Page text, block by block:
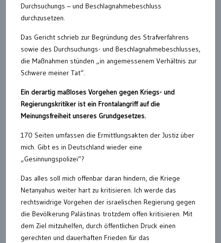
Durchsuchungs – und Beschlagnahmebeschluss
durchzusetzen.
Das Gericht schrieb zur Begründung des Strafverfahrens
sowie des Durchsuchungs- und Beschlagnahmebeschlusses,
die Maßnahmen stünden „in angemessenem Verhältnis zur
Schwere meiner Tat“.
Ein derartig maßloses Vorgehen gegen Kriegs- und
Regierungskritiker ist ein Frontalangriff auf die
Meinungsfreiheit unseres Grundgesetzes.
170 Seiten umfassen die Ermittlungsakten der Justiz über
mich. Gibt es in Deutschland wieder eine
„Gesinnungspolizei“?
Das alles soll mich offenbar daran hindern, die Kriege
Netanyahus weiter hart zu kritisieren. Ich werde das
rechtswidrige Vorgehen der israelischen Regierung gegen
die Bevölkerung Palästinas trotzdem offen kritisieren. Mit
dem Ziel mitzuhelfen, durch öffentlichen Druck einen
gerechten und dauerhaften Frieden für das